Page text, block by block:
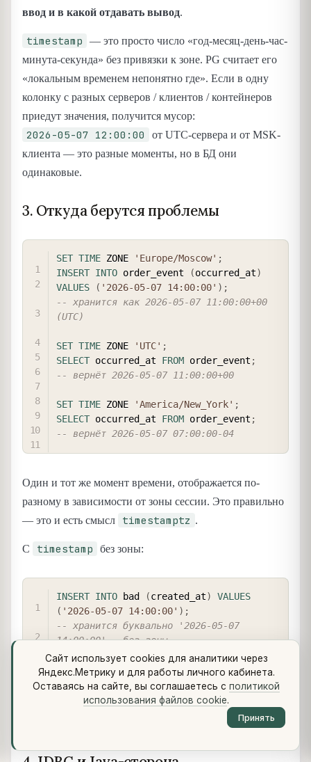
ввод и в какой отдавать вывод.
timestamp
— это просто число «год-месяц-день-час-
минута-секунда» без привязки к зоне. PG считает его
«локальным временем непонятно где». Если в одну
колонку с разных серверов / клиентов / контейнеров
приедут значения, получится мусор:
2026-05-07 12:00:00
от UTC-сервера и от MSK-
клиента — это разные моменты, но в БД они
одинаковые.
3. Откуда берутся проблемы
SET TIME ZONE 'Europe/Moscow' ;
INSERT INTO order_event (occurred_at)
VALUES
( '2026-05-07 14:00:00' ) ;
-- хранится как 2026-05-07 11:00:00+00
(UTC)
SET TIME ZONE 'UTC' ;
SELECT occurred_at FROM order_event ;
-- вернёт 2026-05-07 11:00:00+00
SET TIME ZONE 'America/New_York' ;
SELECT occurred_at FROM order_event ;
-- вернёт 2026-05-07 07:00:00-04
Один и тот же момент времени, отображается по-
разному в зависимости от зоны сессии. Это правильно
— это и есть смысл
timestamptz .
С timestamp без зоны:
INSERT INTO bad (created_at)
VALUES
( '2026-05-07 14:00:00' ) ;
-- хранится буквально '2026-05-07
14:00:00' — без зоны
-- что это значит? UTC? MSK? Зона
приложения? Зона клиента?
-- ответа нет, и через год никто уже не
помнит, какая была договорённость.
Сайт использует cookies для аналитики через
Яндекс.Метрику и для работы личного кабинета.
Оставаясь на сайте, вы соглашаетесь с политикой
использования файлов cookie.
Принять